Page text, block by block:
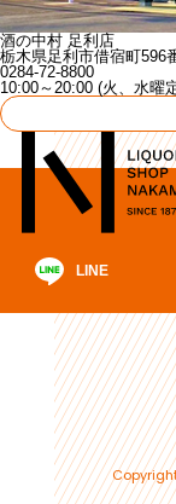
酒の中村 足利店
栃木県足利市借宿町596
0284-72-8800
10:00～20:00 (火、水曜
LINE